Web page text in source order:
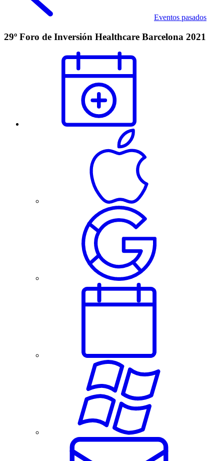
Eventos pasados
29º Foro de Inversión Healthcare Barcelona 2021